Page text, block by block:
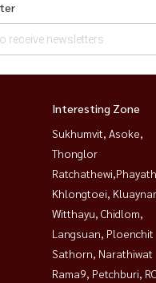
Interesting Zone
Sukhumvit, Asoke,
Thonglor
Khlongtoei,
Witthayu, Chidlom,
Langsuan, Ploenchit
Sathorn, Narathiwat
Rama9, Petchburi,